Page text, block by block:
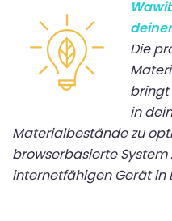
Die
bringt
in
Materialbestände zu
browserbasierte
internetfähigen Gerät in